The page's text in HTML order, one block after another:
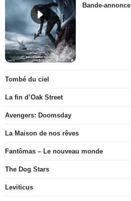
Bande-annonce
Tombé du ciel
La fin d’Oak Street
Avengers: Doomsday
La Maison de nos rêves
Fantômas – Le nouveau monde
The Dog Stars
Leviticus